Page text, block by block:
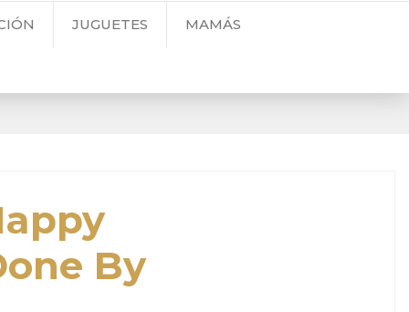
JUGUETES MAMÁS
By